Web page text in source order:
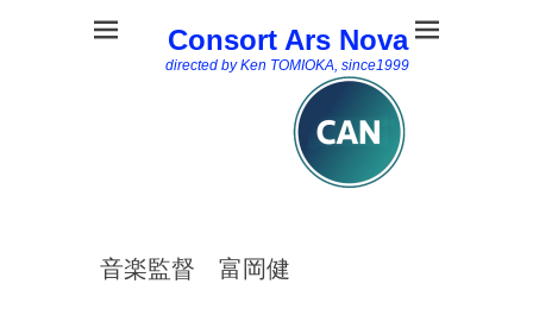
Consort Ars Nova
directed by Ken TOMIOKA, since1999
音楽監督 富岡健